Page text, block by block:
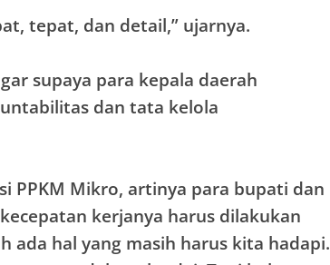
tepat, dan detail,” ujarnya.
supaya para kepala daerah
dan tata kelola
PPKM Mikro, artinya para bupati dan
kerjanya harus dilakukan
ada hal yang masih harus kita hadapi.